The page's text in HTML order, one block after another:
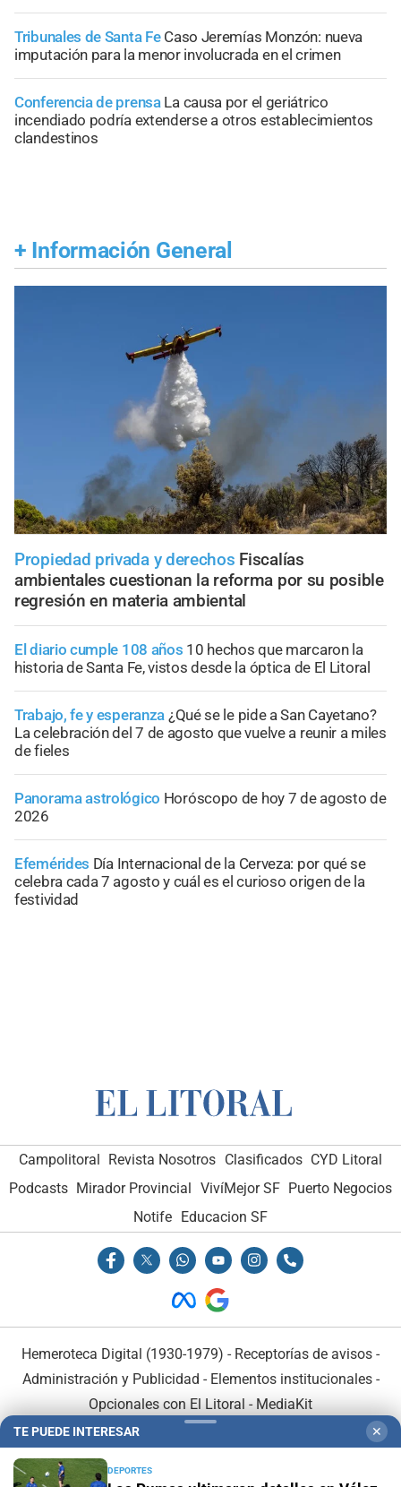
Tribunales de Santa Fe Caso Jeremías Monzón: nueva
imputación para la menor involucrada en el crimen
Conferencia de prensa La causa por el geriátrico
incendiado podría extenderse a otros establecimientos
clandestinos
+ Información General
Propiedad privada y derechos Fiscalías
ambientales cuestionan la reforma por su posible
regresión en materia ambiental
El diario cumple 108 años 10 hechos que marcaron la
historia de Santa Fe, vistos desde la óptica de El Litoral
Trabajo, fe y esperanza ¿Qué se le pide a San Cayetano?
La celebración del 7 de agosto que vuelve a reunir a miles
de fieles
Panorama astrológico Horóscopo de hoy 7 de agosto de
2026
Efemérides Día Internacional de la Cerveza: por qué se
celebra cada 7 agosto y cuál es el curioso origen de la
festividad
Campolitoral Revista Nosotros Clasificados CYD Litoral
Podcasts Mirador Provincial VivíMejor SF Puerto Negocios
Notife Educacion SF
Hemeroteca Digital (1930-1979) - Receptorías de avisos -
Administración y Publicidad - Elementos institucionales-
Opcionales con El Litoral - MediaKit
TE PUEDE INTERESAR ✕
DEPORTES